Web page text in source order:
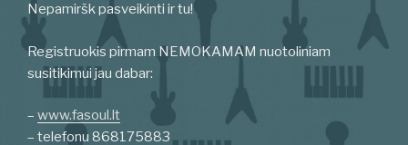
Nepamiršk pasveikinti ir tu!
Registruokis pirmam NEMOKAMAM nuotoliniam
susitikimui jau dabar:
– www.fasoul.lt
– telefonu 868175883